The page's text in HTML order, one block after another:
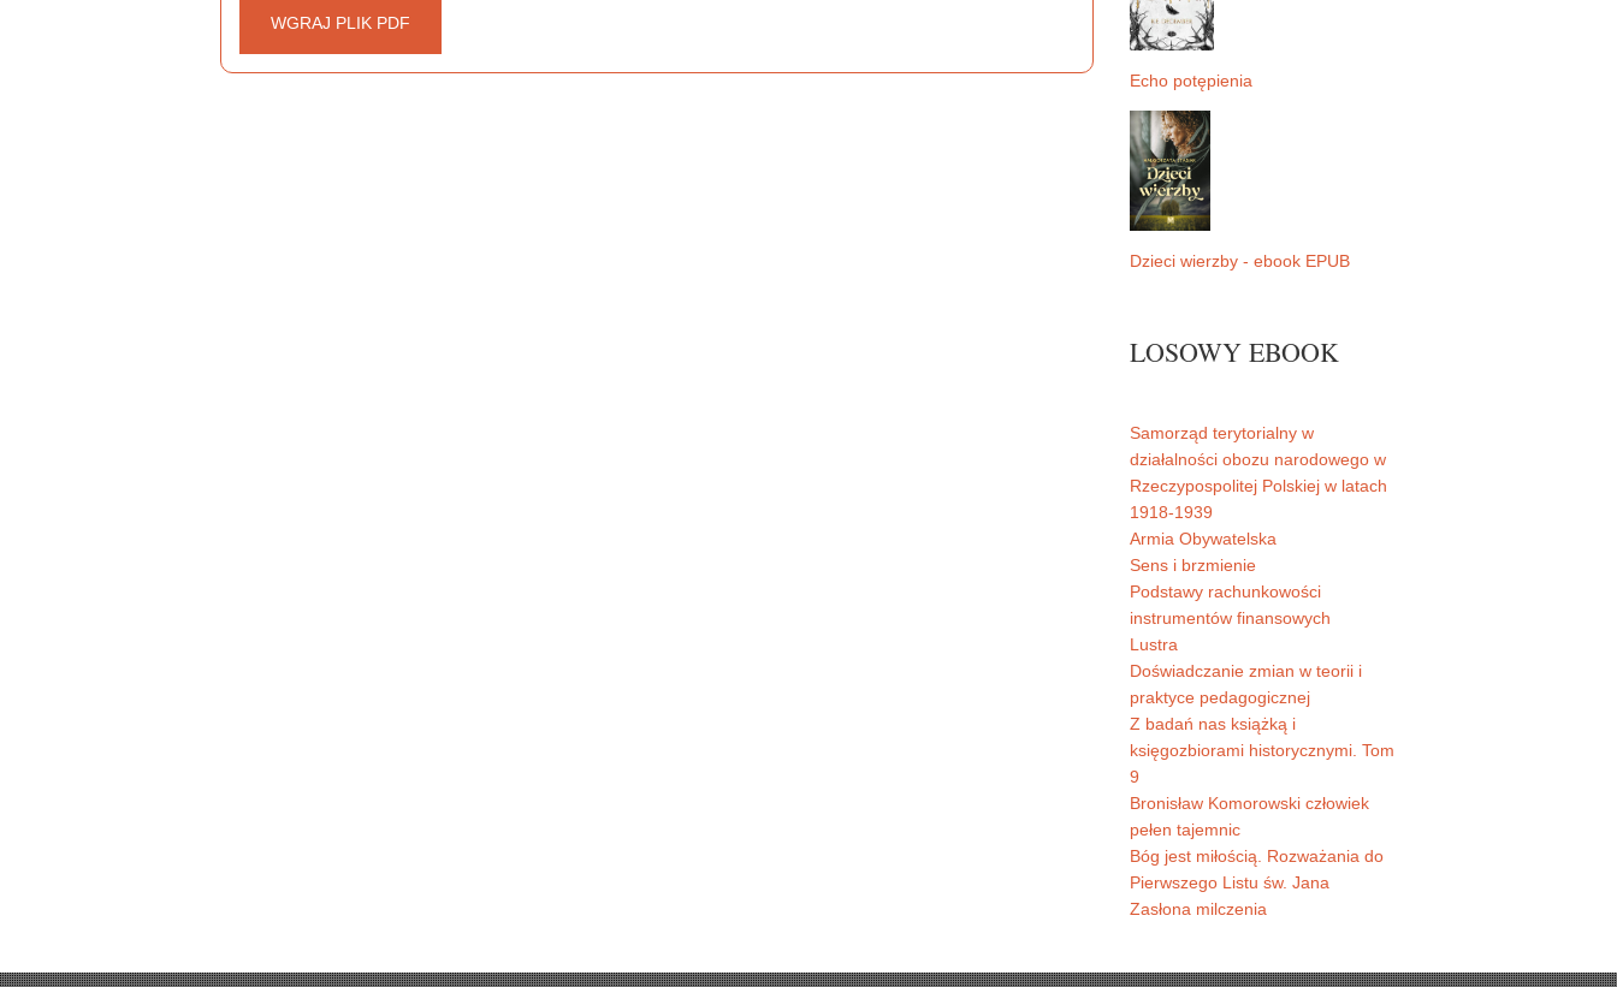
WGRAJ PLIK PDF
Echo potępienia
Dzieci wierzby - ebook EPUB
LOSOWY EBOOK
Samorząd terytorialny w
działalności obozu narodowego w
Rzeczypospolitej Polskiej w latach
1918-1939
Armia Obywatelska
Sens i brzmienie
Podstawy rachunkowości
instrumentów finansowych
Lustra
Doświadczanie zmian w teorii i
praktyce pedagogicznej
Z badań nas książką i
księgozbiorami historycznymi. Tom
9
Bronisław Komorowski człowiek
pełen tajemnic
Bóg jest miłością. Rozważania do
Pierwszego Listu św. Jana
Zasłona milczenia